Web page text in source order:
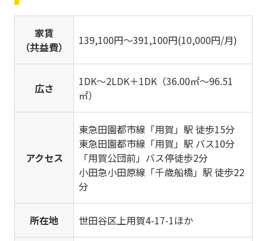
家賃
（共益費）
139,100円～391,100円(10,000円/月)
広さ
1DK～2LDK＋1DK（36.00㎡～96.51
㎡）
アクセス
東急田園都市線「用賀」駅 徒歩15分
東急田園都市線「用賀」駅 バス10分
「用賀公団前」バス停徒歩2分
小田急小田原線「千歳船橋」駅 徒歩22
分
所在地 世田谷区上用賀4-17-1ほか